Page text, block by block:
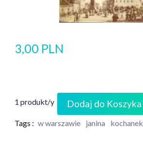
3,00 PLN
1 produkt/y Dodaj do Koszyka
Tags : w warszawie janina kochanek